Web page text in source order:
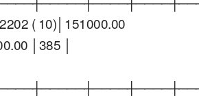
( 10)│151000.00
│385 │